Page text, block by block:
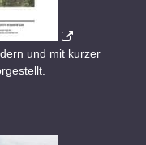
und mit kurzer